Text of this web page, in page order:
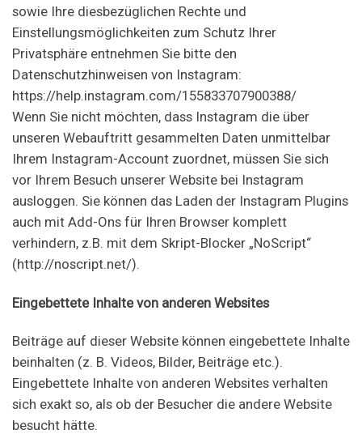
sowie Ihre diesbezüglichen Rechte und
Einstellungsmöglichkeiten zum Schutz Ihrer
Privatsphäre entnehmen Sie bitte den
Datenschutzhinweisen von Instagram:
https://help.instagram.com/155833707900388/
Wenn Sie nicht möchten, dass Instagram die über
unseren Webauftritt gesammelten Daten unmittelbar
Ihrem Instagram-Account zuordnet, müssen Sie sich
vor Ihrem Besuch unserer Website bei Instagram
ausloggen. Sie können das Laden der Instagram Plugins
auch mit Add-Ons für Ihren Browser komplett
verhindern, z.B. mit dem Skript-Blocker „NoScript“
(http://noscript.net/).
Eingebettete Inhalte von anderen Websites
Beiträge auf dieser Website können eingebettete Inhalte
beinhalten (z. B. Videos, Bilder, Beiträge etc.).
Eingebettete Inhalte von anderen Websites verhalten
sich exakt so, als ob der Besucher die andere Website
besucht hätte.